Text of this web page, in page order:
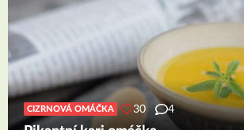
CIZRNOVÁ OMÁČKA 30 4